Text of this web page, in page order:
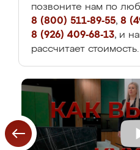
позвоните нам по
8 (800) 511-89-55, 8
8 (926) 409-68-13, и
рассчитает стоимость.